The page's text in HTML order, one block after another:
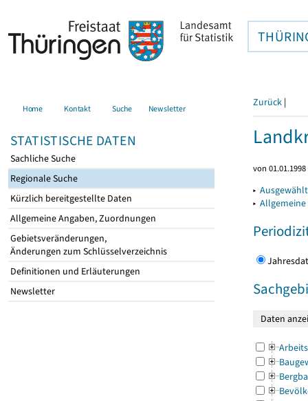
Home Kontakt Suche Newsletter
STATISTISCHE DATEN
Sachliche Suche
Regionale Suche
Kürzlich bereitgestellte Daten
Allgemeine Angaben, Zuordnungen
Gebietsveränderungen,
Änderungen zum Schlüsselverzeichnis
Definitionen und Erläuterungen
Newsletter
Zurück |
von
▸
▸